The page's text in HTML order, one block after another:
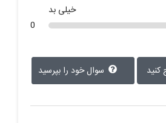
خیلی بد
0
سوال خود را بپرسید